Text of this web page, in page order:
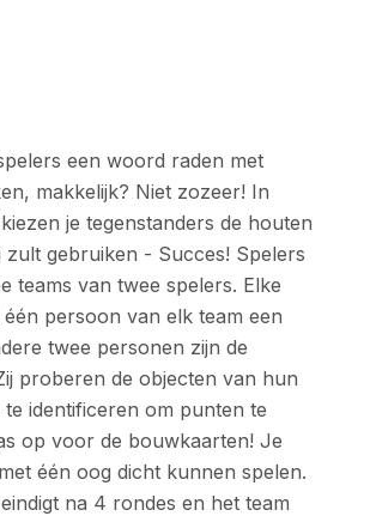
een woord raden met
makkelijk? Niet zozeer! In
je tegenstanders de houten
zult gebruiken - Succes! Spelers
teams van twee spelers. Elke
persoon van elk team een
twee personen zijn de
proberen de objecten van hun
te identificeren om punten te
op voor de bouwkaarten! Je
één oog dicht kunnen spelen.
na 4 rondes en het team